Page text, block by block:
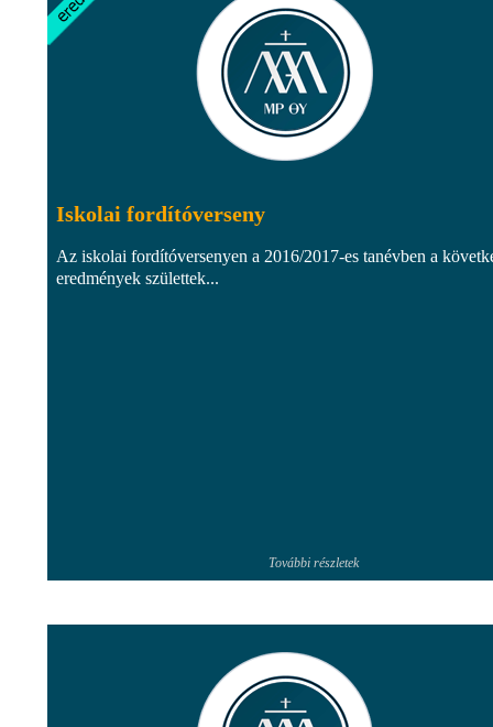
Iskolai fordítóverseny
Az iskolai fordítóversenyen a 2016/2017-es tanévben a
eredmények születtek...
További részletek